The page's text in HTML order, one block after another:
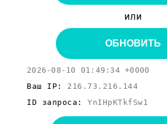
или
ОБНОВИТЬ
2026-08-10 01:49:34 +0000
Ваш IP: 216.73.216.144
ID запроса: YnIHpKTkfSw1